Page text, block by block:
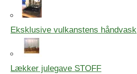
Eksklusive vulkanstens håndvask
Lækker julegave STOFF